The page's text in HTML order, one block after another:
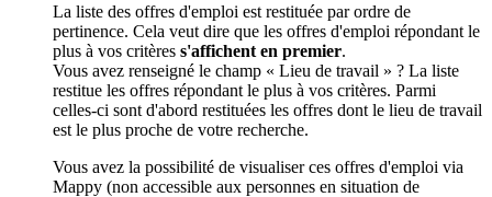
La liste des offres d'emploi est restituée par ordre de
pertinence. Cela veut dire que les offres d'emploi répondant le
plus à vos critères s'affichent en premier.
Vous avez renseigné le champ « Lieu de travail » ? La liste
restitue les offres répondant le plus à vos critères. Parmi
celles-ci sont d'abord restituées les offres dont le lieu de travail
est le plus proche de votre recherche.
Vous avez la possibilité de visualiser ces offres d'emploi via
Mappy (non accessible aux personnes en situation de